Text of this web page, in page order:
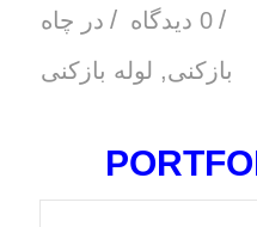
/ 0 دیدگاه / در چاه
بازکنی, لوله بازکنی